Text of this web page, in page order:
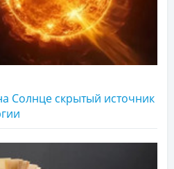
Солнце скрытый источник